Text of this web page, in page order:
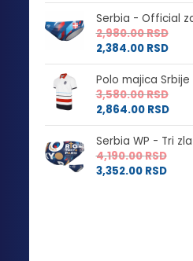
Serbia - Official
2,980.00RSD
2,384.00 RSD
Polo majica Srbije
3,580.00RSD
2,864.00 RSD
Serbia WP - Tri
4,190.00RSD
3,352.00 RSD